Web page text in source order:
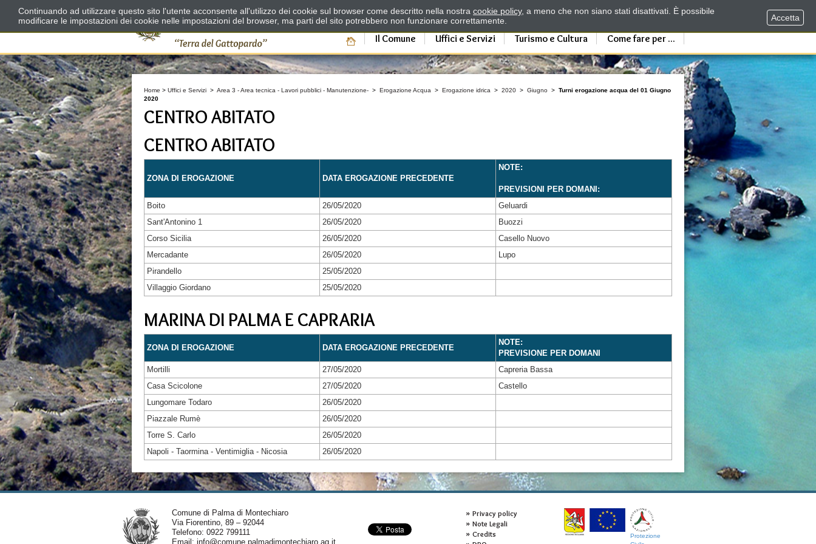
Il Comune Uffici e Servizi Turismo e Cultura Come fare per ...
Home > Uffici e Servizi > Area 3 - Area tecnica - Lavori pubblici - Manutenzione- > Erogazione Acqua > Erogazione idrica > 2020 > Giugno > Turni erogazione acqua del 01 Giugno
2020
CENTRO ABITATO
CENTRO ABITATO
ZONA DI EROGAZIONE DATA EROGAZIONE PRECEDENTE
NOTE:
PREVISIONI PER DOMANI:
Boito
26/05/2020
Geluardi
Sant'Antonino 1
26/05/2020
Buozzi
Corso Sicilia
26/05/2020
Casello Nuovo
Mercadante
26/05/2020
Lupo
Pirandello
25/05/2020
Villaggio Giordano
25/05/2020
MARINA DI PALMA E CAPRARIA
ZONA DI EROGAZIONE DATA EROGAZIONE PRECEDENTE
NOTE:
PREVISIONE PER DOMANI
Mortilli
27/05/2020
Capreria Bassa
Casa Scicolone
27/05/2020
Castello
Lungomare Todaro
26/05/2020
Piazzale Rumè
26/05/2020
Torre S. Carlo
26/05/2020
Napoli - Taormina - Ventimiglia - Nicosia
26/05/2020
Comune di Palma di Montechiaro
Via Fiorentino, 89 – 92044
Telefono: 0922 799111
Email: info@comune.palmadimontechiaro.ag.it
Privacy policy
Note Legali
Credits
Protezione
Continuando ad utilizzare questo sito l'utente acconsente all'utilizzo dei cookie sul browser come descritto nella nostra cookie policy, a meno che non siano stati disattivati. È possibile
modificare le impostazioni dei cookie nelle impostazioni del browser, ma parti del sito potrebbero non funzionare correttamente.
Accetta